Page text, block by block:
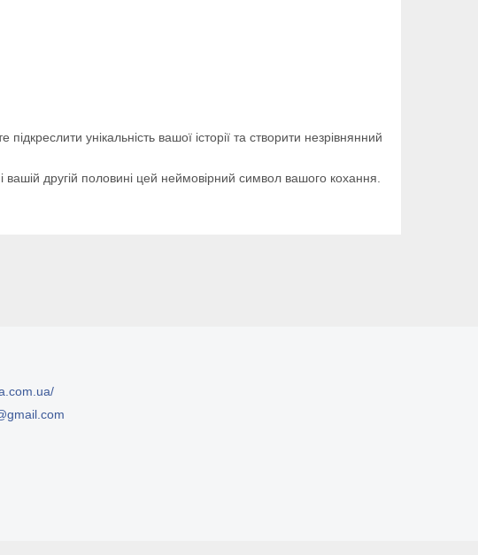
унікальність вашої історії та створити незрівнянний
другій половині цей неймовірний символ вашого кохання.